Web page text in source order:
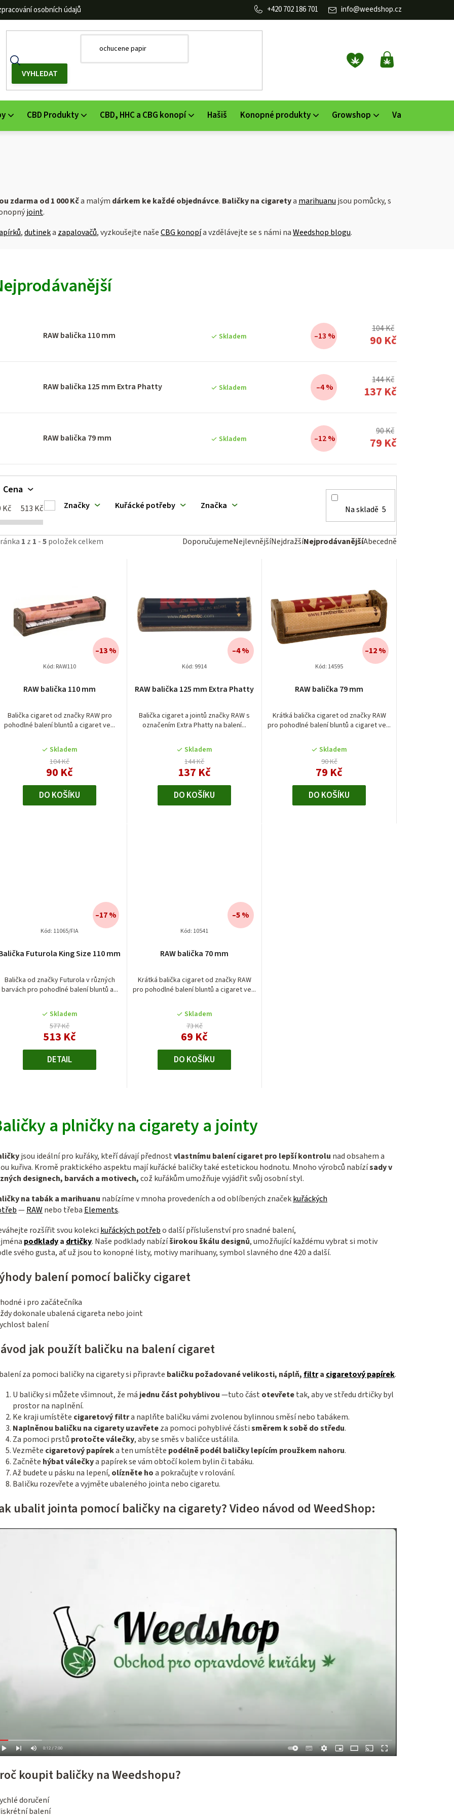
osobních údajů info@weedshop.cz
702 186 701
NÁKUPNÍ
KOŠÍK
CBD Produkty CBD, HHC a CBG konopí Hašiš Konopné produkty Growshop Vaporizéry
zdarma od 1 000 Kča malým dárkem ke každé objednávce. Baličky na cigaretya marihuanu jsou pomůcky, s
joint.
,dutineka zapalovačů, vyzkoušejte našeCBG konopía vzdělávejte se s námi naWeedshop blogu.
RAW balička 110 mm Skladem
104 Kč
–13 % 90 Kč
RAW balička 125 mm Extra Phatty Skladem
144 Kč
–4 % 137 Kč
RAW balička 79 mm Skladem
90 Kč
–12 % 79 Kč
1 z 1 -5položek celkem
Ř
e
n
p
r
o
d
u
k
t
ů
DoporučujemeNejlevnějšíNejdražšíNejprodávanějšíAbecedně
Cena
Kč 513 Kč Na skladě 5
Značky Kuřácké potřeby Značka
RAW balička 110 mm
Balička cigaret od značky RAW pro
pohodlné balení bluntů a cigaret ve...
hodnocení
je
5,0
5
hvězdiček.
Skladem
104 Kč
90 Kč
–13 %
DO KOŠÍKU
Kód: RAW110
RAW balička 125 mm Extra Phatty
Balička cigaret a jointů značky RAW s
označením Extra Phatty na balení...
Skladem
144 Kč
137 Kč
–4 %
DO KOŠÍKU
Kód: 9914
RAW balička 79 mm
Krátká balička cigaret od značky RAW
pro pohodlné balení bluntů a cigaret ve...
Skladem
90 Kč
79 Kč
–12 %
DO KOŠÍKU
Kód: 14595
Futurola King Size 110 mm
Balička od značky Futurola v různých
barvách pro pohodlné balení bluntů a...
Skladem
577 Kč
513 Kč
–17 %
DETAIL
Kód: 11065/FIA
RAW balička 70 mm
Krátká balička cigaret od značky RAW
pro pohodlné balení bluntů a cigaret ve...
Skladem
73 Kč
69 Kč
–5 %
DO KOŠÍKU
Kód: 10541
v
l
á
d
a
í
r
v
s
a plničky na cigarety a jointy
jsou ideální pro kuřáky, kteří dávají přednostvlastnímu balení cigaret pro lepší kontrolu nad obsahem a
kuřiva. Kromě praktického aspektu mají kuřácké baličky také estetickou hodnotu. Mnoho výrobců nabízísady v
designech, barvách a motivech,což kuřákům umožňuje vyjádřit svůj osobní styl.
na tabák a marihuanu nabízíme v mnoha provedeních a od oblíbených značekkuřáckých
—RAWnebo třeba Elements.
rozšířit svou kolekci kuřáckých potřebo další příslušenství pro snadné balení,
podkladya drtičky. Naše podklady nabízíširokou škálu designů, umožňující každému vybrat si motiv
svého gusta, ať už jsou to konopné listy, motivy marihuany, symbol slavného dne 420 a další.
balení pomocí baličky cigaret
i pro začátečníka
dokonale ubalená cigareta nebo joint
balení
jak použít baličku na balení cigaret
za pomoci baličky na cigarety si připravte baličku požadované velikosti, náplň,filtra cigaretový papírek.
U baličky si můžete všimnout, že má jednu část pohyblivou—tuto část otevřetetak, aby ve středu drtičky byl
prostor na naplnění.
Ke kraji umístěte cigaretový filtra naplňte baličku vámi zvolenou bylinnou směsí nebo tabákem.
Naplněnou baličku na cigarety uzavřeteza pomoci pohyblivé částisměrem k sobě do středu.
Za pomoci prstů protočte válečky, aby se směs v baličce ustálila.
Vezměte cigaretový papíreka ten umístěte podélně podél baličky lepícím proužkem nahoru.
Začněte hýbat válečkya papírek se vám obtočí kolem bylin či tabáku.
Až budete u pásku na lepení, olízněte hoa pokračujte v rolování.
Baličku rozevřete a vyjměte ubaleného jointa nebo cigaretu.
ubalit jointa pomocí baličky na cigarety? Video návod od WeedShop:
koupit baličky na Weedshopu?
doručení
balení